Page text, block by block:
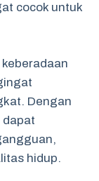
cocok untuk
Dengan
dapat
hidup.